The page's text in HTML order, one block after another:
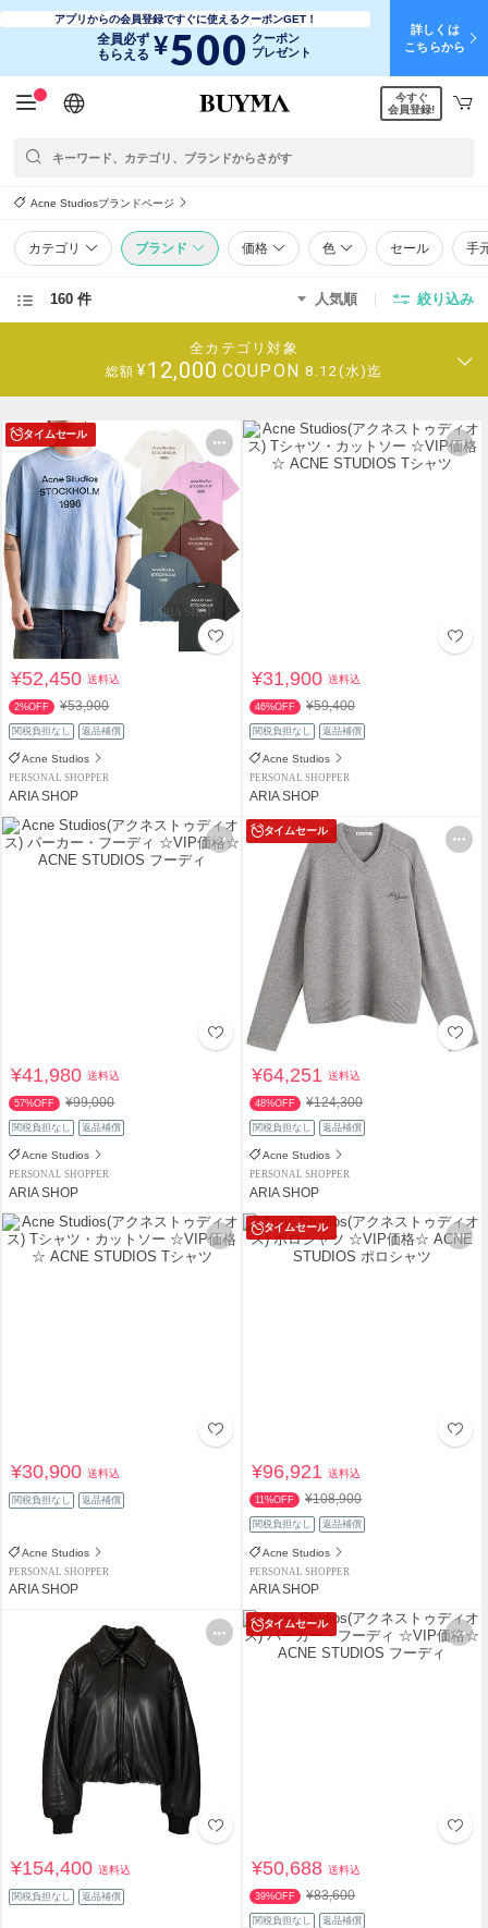
アプリからの会員登録ですぐに使えるクーポンGET！
全員必ず
もらえる ¥500 クーポン
プレゼント
詳しくは
こちらから
日本語
English
简体中文
繁體中文
今すぐ
会員登録!
Acne Studiosブランドページ
カテゴリ ブランド 価格 色 セール 手
160 件 人気順 絞り込み
全カテゴリ対象
総額 ¥12,000 COUPON 8.12(水)迄
タイムセール
¥52,450送料込
2%OFF ¥53,900
関税負担なし 返品補償
Acne Studios
PERSONAL SHOPPER
ARIA SHOP
¥31,900送料込
46%OFF ¥59,400
関税負担なし 返品補償
Acne Studios
PERSONAL SHOPPER
ARIA SHOP
¥41,980送料込
57%OFF ¥99,000
関税負担なし 返品補償
Acne Studios
PERSONAL SHOPPER
ARIA SHOP
タイムセール
¥64,251送料込
48%OFF ¥124,300
関税負担なし 返品補償
Acne Studios
PERSONAL SHOPPER
ARIA SHOP
¥30,900送料込
関税負担なし 返品補償
Acne Studios
PERSONAL SHOPPER
ARIA SHOP
タイムセール
¥96,921送料込
11%OFF ¥108,900
関税負担なし 返品補償
Acne Studios
PERSONAL SHOPPER
ARIA SHOP
¥154,400送料込
関税負担なし 返品補償
タイムセール
¥50,688送料込
39%OFF ¥83,600
関税負担なし 返品補償